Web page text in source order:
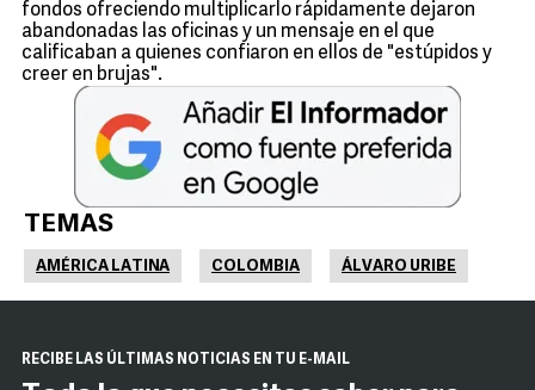
fondos ofreciendo multiplicarlo rápidamente dejaron
abandonadas las oficinas y un mensaje en el que
calificaban a quienes confiaron en ellos de "estúpidos y
creer en brujas".
TEMAS
AMÉRICA LATINA COLOMBIA ÁLVARO URIBE
RECIBE LAS ÚLTIMAS NOTICIAS EN TU E-MAIL